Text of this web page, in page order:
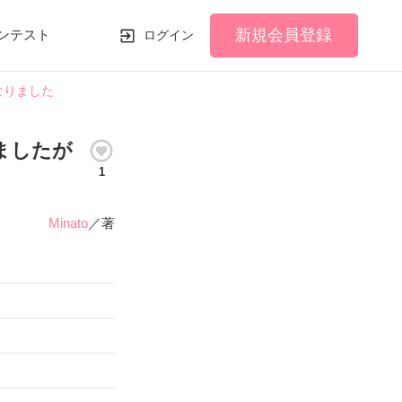
テスト ログイン 新規会員登録
ました
したが
1
Minato／著